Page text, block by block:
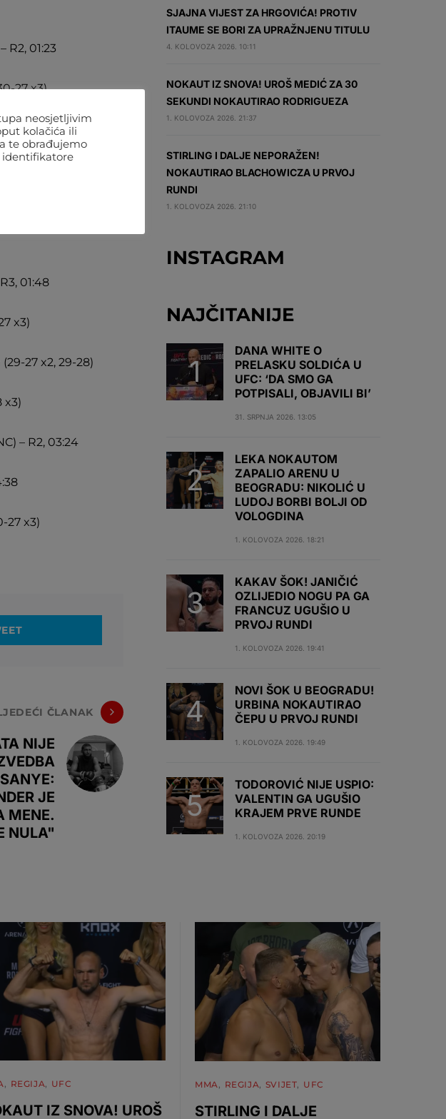
01:23
27 x3)
(29-28 x2,
(29-28 x2,
01:48
x3)
27 x2, 29-28)
x3)
– R2, 03:24
27 x3)
ČLANAK
NIJE
JE
MENE.
NULA"
SJAJNA VIJEST ZA HRGOVIĆA! PROTIV
ITAUME SE BORI ZA UPRAŽNJENU TITULU
4. KOLOVOZA 2026. 10:11
NOKAUT IZ SNOVA! UROŠ MEDIĆ ZA 30
SEKUNDI NOKAUTIRAO RODRIGUEZA
1. KOLOVOZA 2026. 21:37
STIRLING I DALJE NEPORAŽEN!
NOKAUTIRAO BLACHOWICZA U PRVOJ
RUNDI
1. KOLOVOZA 2026. 21:10
INSTAGRAM
NAJČITANIJE
DANA WHITE O
PRELASKU SOLDIĆA U
UFC: ‘DA SMO GA
POTPISALI, OBJAVILI BI’
31. SRPNJA 2026. 13:05
LEKA NOKAUTOM
ZAPALIO ARENU U
BEOGRADU: NIKOLIĆ U
LUDOJ BORBI BOLJI OD
VOLOGDINA
1. KOLOVOZA 2026. 18:21
KAKAV ŠOK! JANIČIĆ
OZLIJEDIO NOGU PA GA
FRANCUZ UGUŠIO U
PRVOJ RUNDI
1. KOLOVOZA 2026. 19:41
NOVI ŠOK U BEOGRADU!
URBINA NOKAUTIRAO
ČEPU U PRVOJ RUNDI
1. KOLOVOZA 2026. 19:49
TODOROVIĆ NIJE USPIO:
VALENTIN GA UGUŠIO
KRAJEM PRVE RUNDE
1. KOLOVOZA 2026. 20:19
REGIJA UFC
IZ SNOVA! UROŠ
MMA REGIJA SVIJET UFC
STIRLING I DALJE
neosjetljivim
kolačića ili
te obrađujemo
identifikatore